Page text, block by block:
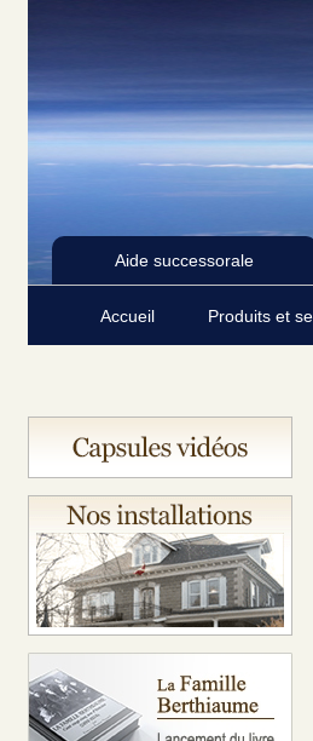
Aide successorale
Accueil Produits et